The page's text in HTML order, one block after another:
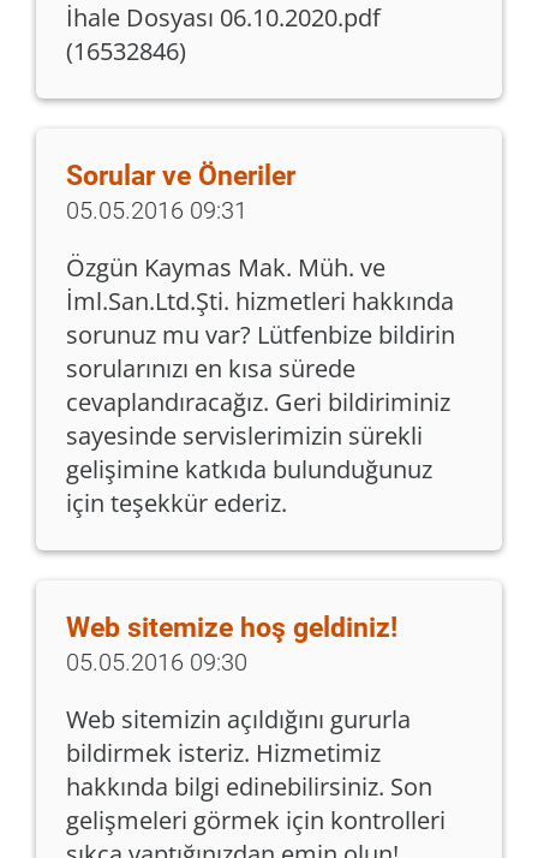
İhale Dosyası 06.10.2020.pdf
(16532846)
Sorular ve Öneriler
05.05.2016 09:31
Özgün Kaymas Mak. Müh. ve
İml.San.Ltd.Şti. hizmetleri hakkında
sorunuz mu var? Lütfenbize bildirin
sorularınızı en kısa sürede
cevaplandıracağız. Geri bildiriminiz
sayesinde servislerimizin sürekli
gelişimine katkıda bulunduğunuz
için teşekkür ederiz.
Web sitemize hoş geldiniz!
05.05.2016 09:30
Web sitemizin açıldığını gururla
bildirmek isteriz. Hizmetimiz
hakkında bilgi edinebilirsiniz. Son
gelişmeleri görmek için kontrolleri